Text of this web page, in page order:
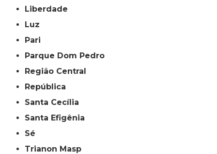
Liberdade
Luz
Pari
Parque Dom Pedro
Região Central
República
Santa Cecília
Santa Efigênia
Sé
Trianon Masp